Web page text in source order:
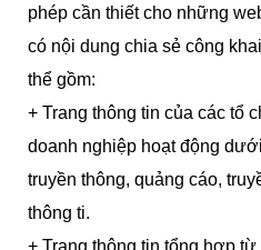
phép cần thiết cho những
có nội dung chia sẻ công
thể gồm:
+ Trang thông tin của các tổ
doanh nghiệp hoạt động
truyền thông, quảng cáo,
thông ti.
+ Trang thông tin tổng hợp từ